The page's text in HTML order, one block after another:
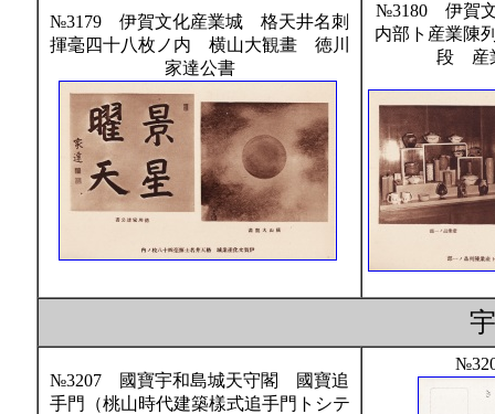
№3179 伊賀文化産業城 格天井名刺
揮毫四十八枚ノ内 横山大観畫 徳川
家達公書
№3180 伊賀
内部ト産業陳
段 産
№3207 國寶宇和島城天守閣 國寶追
手門（桃山時代建築樣式追手門トシテ